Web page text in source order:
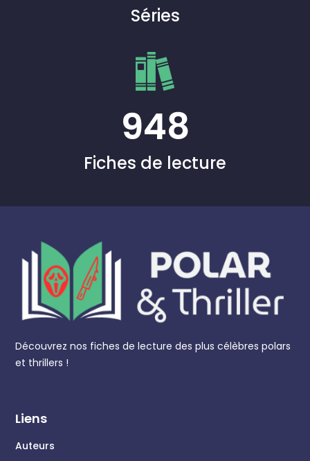
Séries
948
Fiches de lecture
Découvrez nos fiches de lecture des plus célèbres polars
et thrillers !
Liens
Auteurs